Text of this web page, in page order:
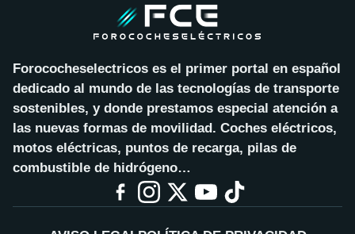
Forococheselectricos es el primer portal en español
dedicado al mundo de las tecnologías de transporte
sostenibles, y donde prestamos especial atención a
las nuevas formas de movilidad. Coches eléctricos,
motos eléctricas, puntos de recarga, pilas de
combustible de hidrógeno…